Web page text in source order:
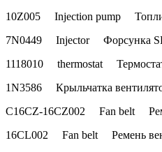
10Z005 Injection pump
7N0449 Injector Форсунка
1118010 thermostat
1N3586 Крыльчатка
C16CZ-16CZ002 Fan belt
16CL002 Fan belt Ремень